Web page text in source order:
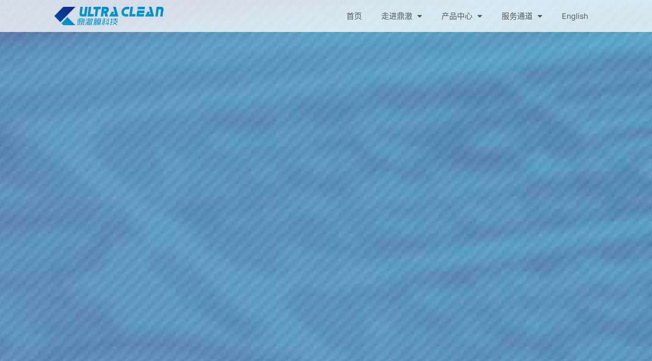
首页 走进鼎澈 产品中心 服务通道 English